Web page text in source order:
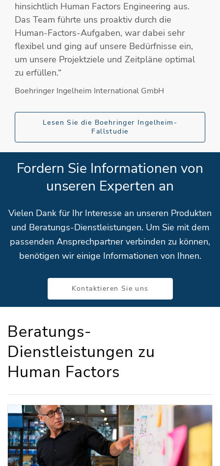
hinsichtlich Human Factors Engineering aus.
Das Team führte uns proaktiv durch die
Human-Factors-Aufgaben, war dabei sehr
flexibel und ging auf unsere Bedürfnisse ein,
um unsere Projektziele und Zeitpläne optimal
zu erfüllen.“
Boehringer Ingelheim International GmbH
Lesen Sie die Boehringer Ingelheim-
Fallstudie
Fordern Sie Informationen von
unseren Experten an
Vielen Dank für Ihr Interesse an unseren Produkten
und Beratungs-Dienstleistungen. Um Sie mit dem
passenden Ansprechpartner verbinden zu können,
benötigen wir einige Informationen von Ihnen.
Kontaktieren Sie uns
Beratungs-
Dienstleistungen zu
Human Factors